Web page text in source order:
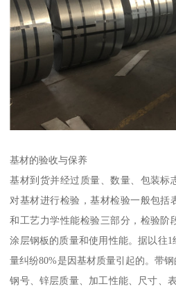
基材的验收与保养
基材到货并经过质量、数量、包装标
对基材进行检验，基材检验一般包括
和工艺力学性能检验三部分，检验阶
涂层钢板的质量和使用性能。据以往
量纠纷80%是因基材质量引起的。带
钢号、锌层质量、加工性能、尺寸、